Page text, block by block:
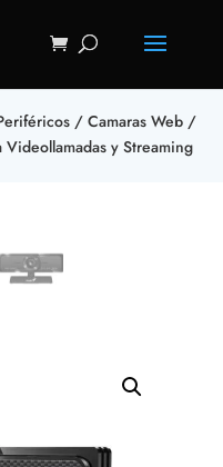
/ Camaras Web/
y Streaming